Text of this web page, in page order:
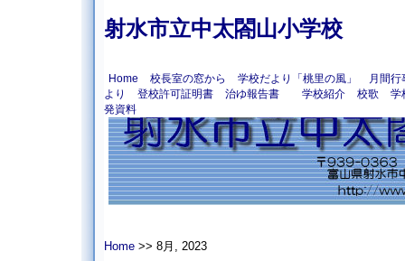
射水市立中太閤山小学校
Home 校長室の窓から 学校だより「桃里の風」
月間行
より
登校許可証明書 治ゆ報告書 学校紹介 校歌
学
発資料
Home >> 8月, 2023